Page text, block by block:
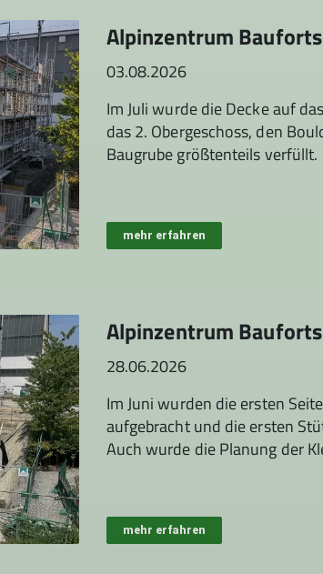
Alpinzentrum
03.08.2026
Im Juli wurde die Decke auf
das 2. Obergeschoss, den
Baugrube größtenteils verfüllt.
mehr erfahren
Alpinzentrum
28.06.2026
Im Juni wurden die ersten
aufgebracht und die ersten
Auch wurde die Planung der
mehr erfahren